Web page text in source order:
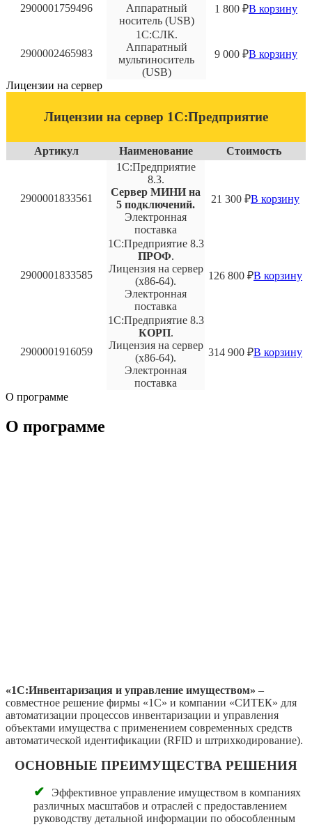
2900001759496
Аппаратный
носитель (USB)
1 800 ₽В корзину
2900002465983
1С:СЛК.
Аппаратный
мультиноситель
(USB)
9 000 ₽В корзину
Лицензии на сервер
Лицензии на сервер 1С:Предприятие
Артикул Наименование Стоимость
2900001833561
1С:Предприятие
8.3.
Сервер МИНИ на
5 подключений.
Электронная
поставка
21 300 ₽В корзину
2900001833585
1С:Предприятие 8.3
ПРОФ.
Лицензия на сервер
(x86-64).
Электронная
поставка
126 800 ₽В корзину
2900001916059
1С:Предприятие 8.3
КОРП.
Лицензия на сервер
(x86-64).
Электронная
поставка
314 900 ₽В корзину
О программе
О программе
«1С:Инвентаризация и управление имуществом» –
совместное решение фирмы «1С» и компании «СИТЕК» для
автоматизации процессов инвентаризации и управления
объектами имущества с применением современных средств
автоматической идентификации (RFID и штрихкодирование).
ОСНОВНЫЕ ПРЕИМУЩЕСТВА РЕШЕНИЯ
✔
Эффективное управление имуществом в компаниях
различных масштабов и отраслей с предоставлением
руководству детальной информации по обособленным